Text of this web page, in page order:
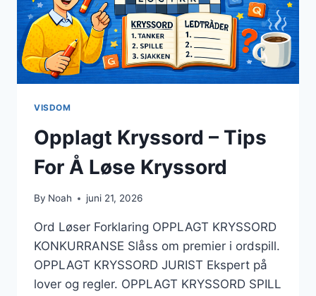
VISDOM
Opplagt Kryssord – Tips
For Å Løse Kryssord
By Noah juni 21, 2026
Ord Løser Forklaring OPPLAGT KRYSSORD
KONKURRANSE Slåss om premier i ordspill.
OPPLAGT KRYSSORD JURIST Ekspert på
lover og regler. OPPLAGT KRYSSORD SPILL